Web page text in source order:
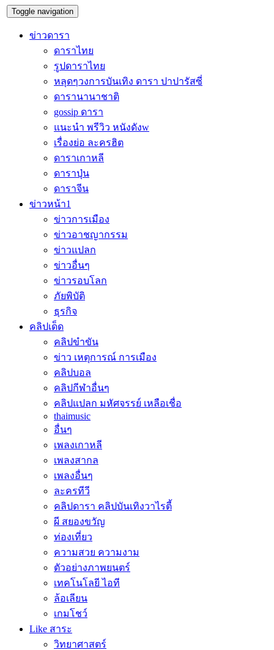
Toggle navigation
ข่าวดารา
ดาราไทย
รูปดาราไทย
หลุดๆวงการบันเทิง ดารา ปาปารัสซี่
ดารานานาชาติ
gossip ดารา
แนะนำ พรีวิว หนังดังw
เรื่องย่อ ละครฮิต
ดาราเกาหลี
ดาราปุ่น
ดาราจีน
ข่าวหน้า1
ข่าวการเมือง
ข่าวอาชญากรรม
ข่าวแปลก
ข่าวอื่นๆ
ข่าวรอบโลก
ภัยพิบัติ
ธุรกิจ
คลิปเด็ด
คลิปขำขัน
ข่าว เหตุการณ์ การเมือง
คลิปบอล
คลิปกีฬาอื่นๆ
คลิปแปลก มหัศจรรย์ เหลือเชื่อ
thaimusic
อื่นๆ
เพลงเกาหลี
เพลงสากล
เพลงอื่นๆ
ละครทีวี
คลิปดารา คลิปบันเทิงวาไรตี้
ผี สยองขวัญ
ท่องเที่ยว
ความสวย ความงาม
ตัวอย่างภาพยนตร์
เทคโนโลยี ไอที
ล้อเลียน
เกมโชว์
Like สาระ
วิทยาศาสตร์